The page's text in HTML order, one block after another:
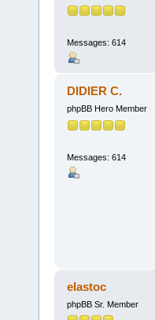
Messages: 614
DIDIER C.
phpBB Hero Member
Messages: 614
elastoc
phpBB Sr. Member